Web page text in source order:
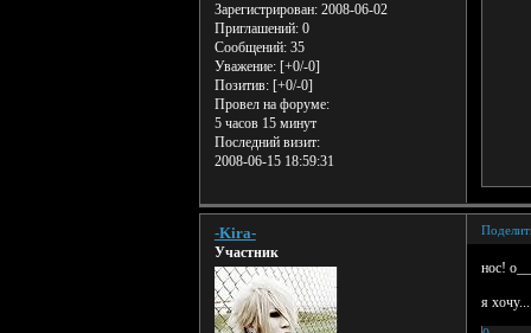
Зарегистрирован: 2008-06-02
Приглашений:0
Сообщений:35
Уважение: [+0/-0]
Позитив: [+0/-0]
Провел на форуме:
5 часов 15 минут
Последний визит:
2008-06-15 18:59:31
-Kira-
Участник
нос!
я хочу...